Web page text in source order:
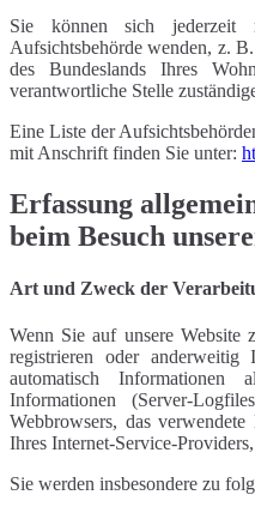
Sie können sich jederzeit
Aufsichtsbehörde wenden, z.
des Bundeslands Ihres
verantwortliche Stelle
Eine Liste der
mit Anschrift finden Sie unter:
Erfassung
beim Besuch
Art und Zweck der
Wenn Sie auf unsere Website
registrieren oder anderweitig
automatisch Informationen
Informationen (Server-
Webbrowsers, das
Ihres Internet-Service-
Sie werden insbesondere zu